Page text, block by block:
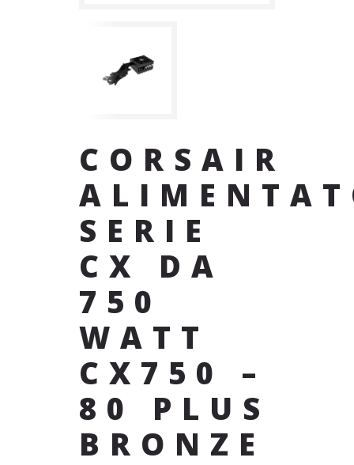
CORSAIR
SERIE
CX DA
750
WATT
CX750 –
80 PLUS
BRONZE